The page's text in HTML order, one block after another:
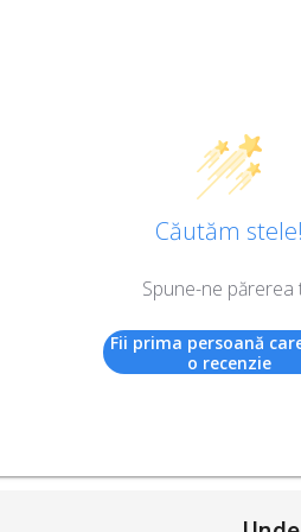
Căutăm stele!
Spune-ne părerea
Fii prima persoană
o recenzie